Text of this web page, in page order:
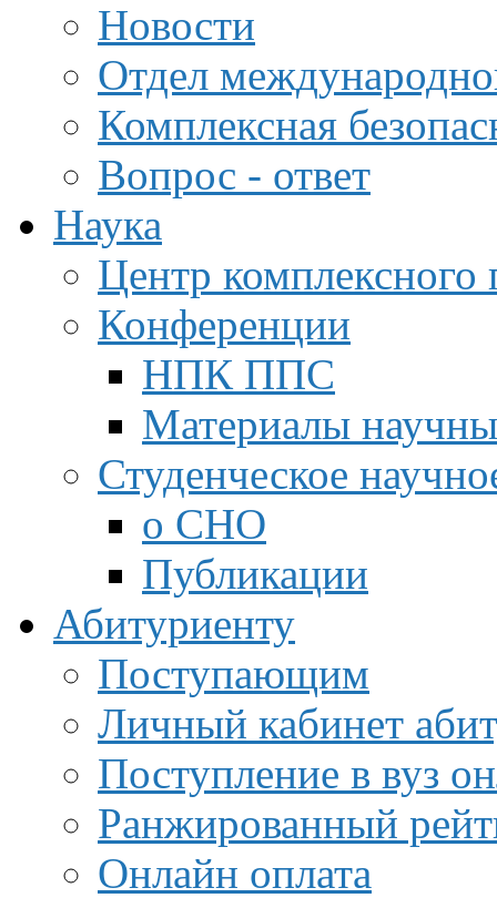
Новости
Отдел
Комплексная
Вопрос - ответ
Наука
Центр
Конференции
НПК ППС
Материалы
Студенческое
о СНО
Публикации
Абитуриенту
Поступающим
Личный кабинет
Поступление в вуз
Ранжированный
Онлайн оплата